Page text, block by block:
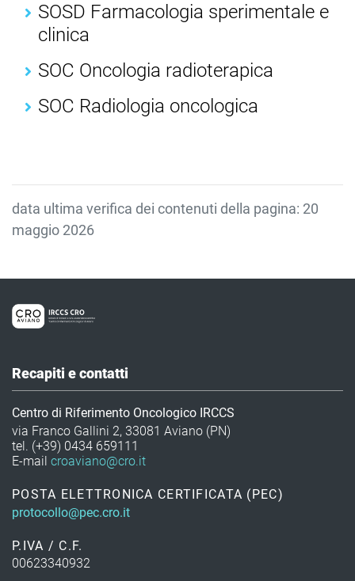
SOSD Farmacologia sperimentale e
clinica
SOC Oncologia radioterapica
SOC Radiologia oncologica
data ultima verifica dei contenuti della pagina: 20
maggio 2026
Recapiti e contatti
Centro di Riferimento Oncologico IRCCS
via Franco Gallini 2, 33081 Aviano (PN)
tel. (+39) 0434 659111
E-mail croaviano@cro.it
POSTA ELETTRONICA CERTIFICATA (PEC)
protocollo@pec.cro.it
P.IVA / C.F.
00623340932